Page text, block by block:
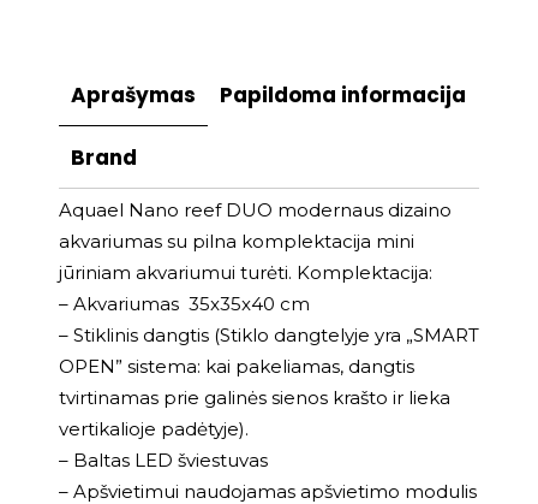
Aprašymas Papildoma informacija
Brand
Aquael Nano reef DUO modernaus dizaino
akvariumas su pilna komplektacija mini
jūriniam akvariumui turėti. Komplektacija:
– Akvariumas 35x35x40 cm
– Stiklinis dangtis (Stiklo dangtelyje yra „SMART
OPEN” sistema: kai pakeliamas, dangtis
tvirtinamas prie galinės sienos krašto ir lieka
vertikalioje padėtyje).
– Baltas LED šviestuvas
– Apšvietimui naudojamas apšvietimo modulis